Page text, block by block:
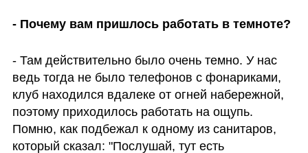
- Почему вам пришлось работать в темноте?
- Там действительно было очень темно. У нас
ведь тогда не было телефонов с фонариками,
клуб находился вдалеке от огней набережной,
поэтому приходилось работать на ощупь.
Помню, как подбежал к одному из санитаров,
который сказал: "Послушай, тут есть